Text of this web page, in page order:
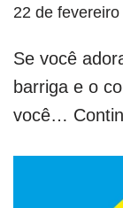
22 de
Se você
barriga e o
você…